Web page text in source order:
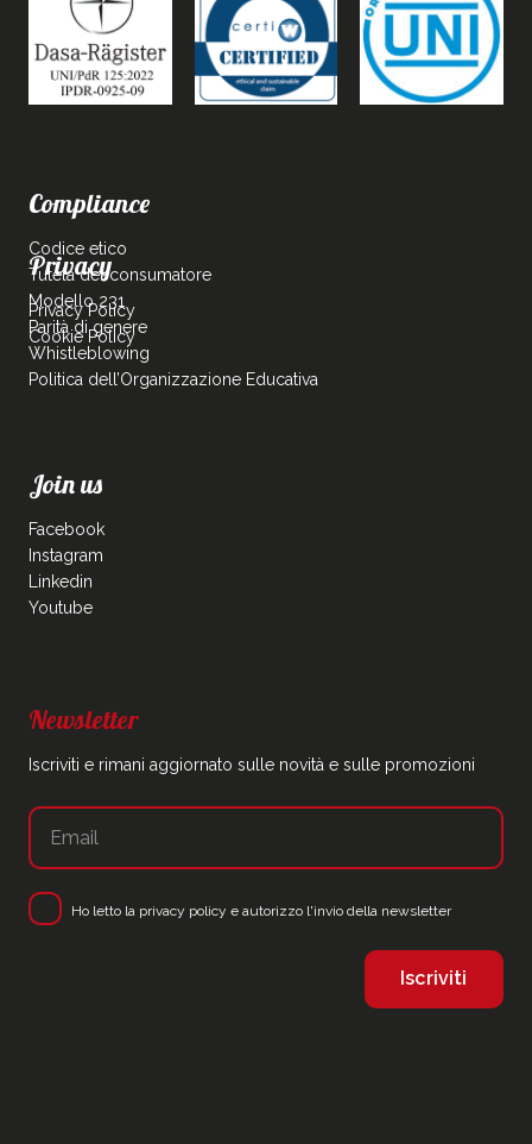
Compliance
Codice etico
Tutela del consumatore
Modello 231
Parità di genere
Whistleblowing
Politica dell’Organizzazione Educativa
Privacy
Privacy Policy
Cookie Policy
Join us
Facebook
Instagram
Linkedin
Youtube
Newsletter
Iscriviti e rimani aggiornato sulle novità e sulle promozioni
Ho letto la privacy policy e autorizzo l'invio della newsletter